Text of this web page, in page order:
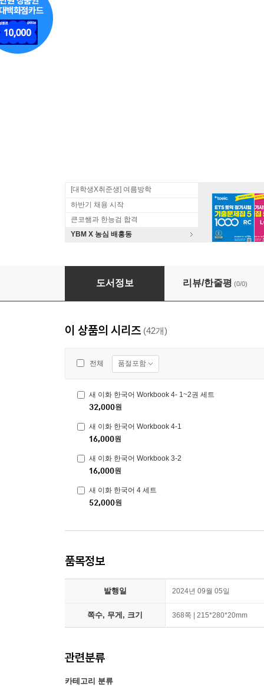
[대학생X취준생] 여름방학
하반기 채용 시작
큰코쌤과 한능검 합격
YBM X 농심 배홍동
새 이화 한국어 3 세트
도서정보 리뷰/한줄평 (0/0)
이 상품의 시리즈 (42개)
전체 품절포함
새 이화 한국어 Workbook 4- 1~2권 세트
32,000원
새 이화 한국어 Workbook 4-1
16,000원
새 이화 한국어 Workbook 3-2
16,000원
새 이화 한국어 4 세트
52,000원
품목정보
발행일 2024년 09월 05일
쪽수, 무게, 크기 368쪽 | 215*280*20mm
관련분류
카테고리 분류